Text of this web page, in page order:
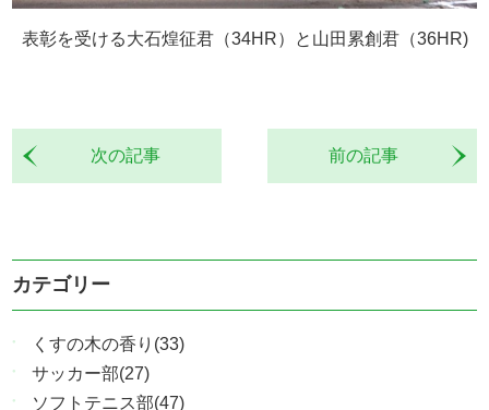
表彰を受ける大石煌征君（34HR）と山田累創君（36HR)
前の記事
次の記事
カテゴリー
くすの木の香り(33)
サッカー部(27)
ソフトテニス部(47)